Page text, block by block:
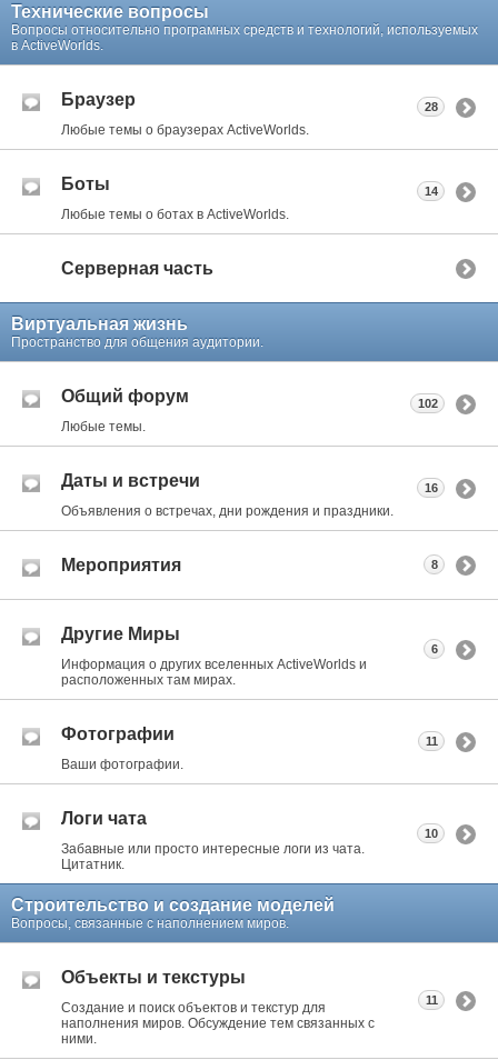
Технические вопросы
Вопросы относительно програмных средств и технологий, используемых
в ActiveWorlds.
Браузер
Любые темы о браузерах ActiveWorlds.
28
Боты
Любые темы о ботах в ActiveWorlds.
14
Серверная часть
Виртуальная жизнь
Пространство для общения аудитории.
Общий форум
Любые темы.
102
Даты и встречи
Объявления о встречах, дни рождения и праздники.
16
Мероприятия 8
Другие Миры
Информация о других вселенных ActiveWorlds и
расположенных там мирах.
6
Фотографии
Ваши фотографии.
11
Логи чата
Забавные или просто интересные логи из чата.
Цитатник.
10
Строительство и создание моделей
Вопросы, связанные с наполнением миров.
Объекты и текстуры
Создание и поиск объектов и текстур для
наполнения миров. Обсуждение тем связанных с
ними.
11